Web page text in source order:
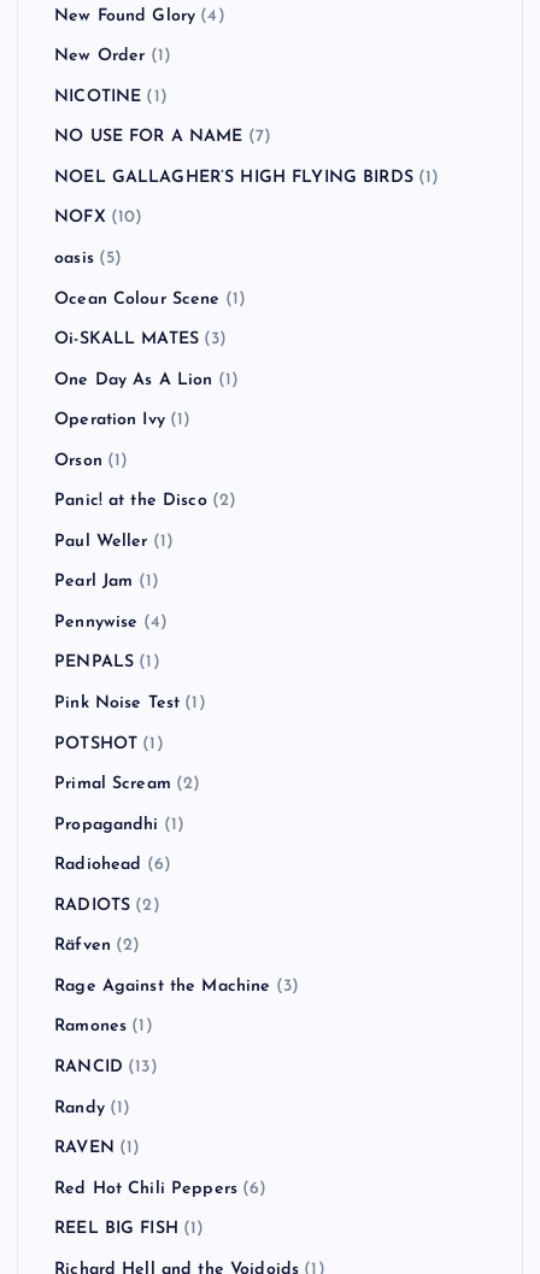
New Found Glory (4)
New Order (1)
NICOTINE (1)
NO USE FOR A NAME (7)
NOEL GALLAGHER’S HIGH FLYING BIRDS(1)
NOFX (10)
oasis(5)
Ocean Colour Scene (1)
Oi-SKALL MATES (3)
One Day As A Lion (1)
Operation Ivy(1)
Orson (1)
Panic! at the Disco(2)
Paul Weller (1)
Pearl Jam (1)
Pennywise (4)
PENPALS (1)
Pink Noise Test (1)
POTSHOT (1)
Primal Scream (2)
Propagandhi (1)
Radiohead (6)
RADIOTS (2)
Räfven (2)
Rage Against the Machine (3)
Ramones (1)
RANCID (13)
Randy(1)
RAVEN (1)
Red Hot Chili Peppers (6)
REEL BIG FISH (1)
Richard Hell and the Voidoids (1)